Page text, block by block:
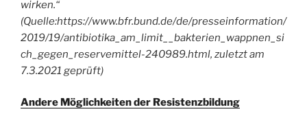
wirken.“
(Quelle:https://www.bfr.bund.de/de/presseinformation/
2019/19/antibiotika_am_limit__bakterien_wappnen_si
ch_gegen_reservemittel-240989.html, zuletzt am
7.3.2021 geprüft)
Andere Möglichkeiten der Resistenzbildung